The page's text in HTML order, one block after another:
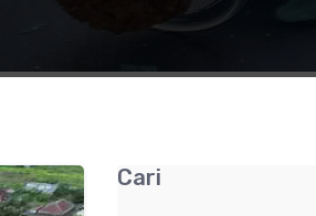
Cari